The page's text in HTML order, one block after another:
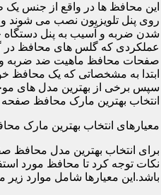
این محافظ ها در واقع از جنس
روی پنل تلویزیون نصب می شوند و
شدن ضربه و آسیب به پنل دستگاه
عملکردی که گلس های محافظ در
صفحات محافظ ماهیت ضد ضربه
ابتدا به مشخصاتی که یک محافظ
سپس برخی از بهترین مدل های
انتخاب بهترین مارک محافظ صفحه
معیارهای انتخاب بهترین مارک
برای انتخاب بهترین مدل محافظ
نکات توجه کرد تا محافظ مورد
باشد.این معیارها شامل موارد زیر